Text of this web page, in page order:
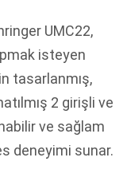
UMC22,
isteyen
tasarlanmış,
2 girişli ve
ve sağlam
deneyimi sunar.